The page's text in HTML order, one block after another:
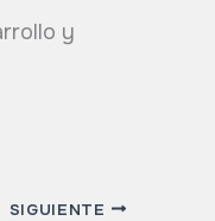
y
SIGUIENTE